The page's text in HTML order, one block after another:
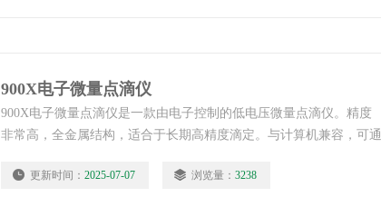
900X电子微量点滴仪
900X电子微量点滴仪是一款由电子控制的低电压微量点滴仪。精度
非常高，全金属结构，适合于长期高精度滴定。与计算机兼容，可通
捷地选择点滴量，每次增加0.1μL，一次大的点滴量可达到999μL。
更新时间： 2025-07-07 浏览量： 3238